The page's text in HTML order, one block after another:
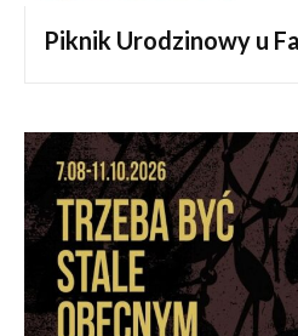
Piknik Urodzinowy u